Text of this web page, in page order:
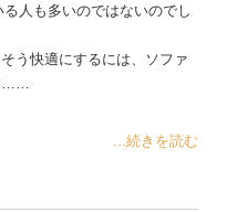
る人も多いのではないのでし
う快適にするには、ソファ
……
...続きを読む